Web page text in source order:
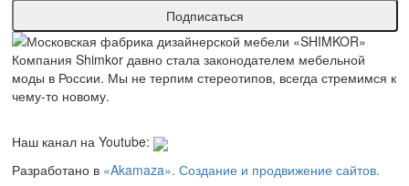
Компания Shimkor давно стала законодателем мебельной
моды в России. Мы не терпим стереотипов, всегда стремимся к
чему-то новому.
Наш канал на Youtube:
Разработано в «Akamaza». Создание и продвижение сайтов.